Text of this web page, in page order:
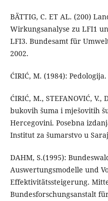
BÄTTIG, C. ET AL. (200)
Wirkungsanalyse zu LFI1
LFI3. Bundesamt für
2002.
ĆIRIĆ, M. (1984):
ĆIRIĆ, M., STEFANOVIĆ, V.,
bukovih šuma i mješovitih
Hercegovini. Posebna
Institut za šumarstvo u
DAHM, S.(1995):
Auswertungsmodelle und
Effektivitätssteigerung.
Bundesforschungsanstalt